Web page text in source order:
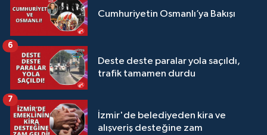
Cumhuriyetin Osmanlı’ya Bakışı
Deste deste paralar yola saçıldı,
trafik tamamen durdu
6
İzmir'de belediyeden kira ve
alışveriş desteğine zam
7